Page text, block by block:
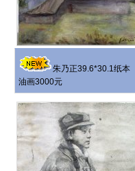
朱乃正39.6*30.1纸本
油画3000元